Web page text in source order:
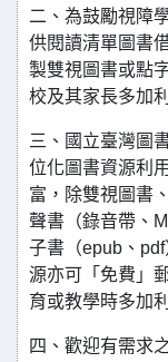
二、為鼓勵視障
供閱讀清單圖書
製雙視圖書或點
校及其家長多加
三、國立臺灣圖
位化圖書資源利
富，除雙視圖書
聲書（錄音帶、
子書（epub、
源亦可「免費」
育或教學時多加
四、歡迎有需求